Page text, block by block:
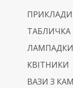
ПРИКЛАДИ
ТАБЛИЧКА
ЛАМПАДКИ
КВІТНИКИ
ВАЗИ З